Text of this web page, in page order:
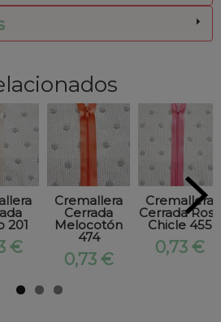
201
€
Cremallera
Cerrada
Melocotón
474
0,73 €
Cremallera
Cerrada Rosa
Chicle 455
0,73 €